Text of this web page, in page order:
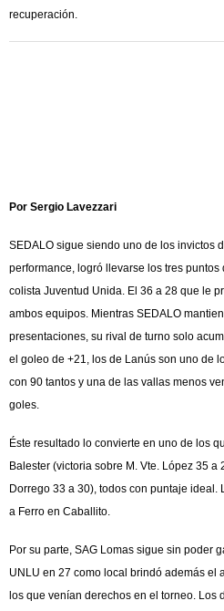
recuperación.
Por Sergio Lavezzari
SEDALO sigue siendo uno de los invictos
performance, logró llevarse los tres puntos
colista Juventud Unida. El 36 a 28 que le
ambos equipos. Mientras SEDALO
presentaciones, su rival de turno solo
el goleo de +21, los de Lanús son uno de
con 90 tantos y una de las vallas menos
goles.
Éste resultado lo convierte en uno de los
Balester (victoria sobre M. Vte. López 35
Dorrego 33 a 30), todos con puntaje ideal.
a Ferro en Caballito.
Por su parte, SAG Lomas sigue sin poder
UNLU en 27 como local brindó además el
los que venían derechos en el torneo. Los